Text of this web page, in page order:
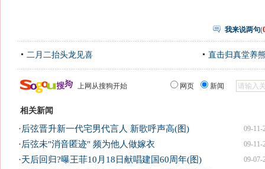
我来说两句(
二月二抬头龙见喜 直击归真堂养
上网从搜狗开始 网页 新闻
相关新闻
09-11-
·后弦晋升新一代宅男代言人 新歌呼声高(图)
09-11-
·后弦未"消音匿迹" 频为他人做嫁衣
09-07-
·天后回归?曝王菲10月18日献唱建国60周年(图)